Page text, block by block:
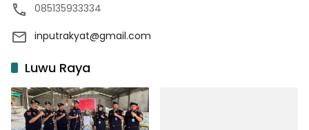
085135933334
inputrakyat@gmail.com
Luwu Raya